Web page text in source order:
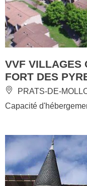
VVF VILLAGES
FORT DES
PRATS-DE-
Capacité